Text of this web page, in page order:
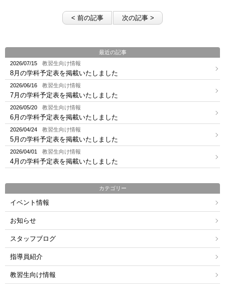
< 前の記事 次の記事 >
最近の記事
2026/07/15
教習生向け情報
8月の学科予定表を掲載いたしました
2026/06/16 教習生向け情報
7月の学科予定表を掲載いたしました
2026/05/20 教習生向け情報
6月の学科予定表を掲載いたしました
2026/04/24 教習生向け情報
5月の学科予定表を掲載いたしました
2026/04/01 教習生向け情報
4月の学科予定表を掲載いたしました
カテゴリー
イベント情報
お知らせ
スタッフブログ
指導員紹介
教習生向け情報